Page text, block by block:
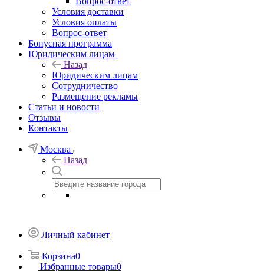
Условия доставки
Условия оплаты
Вопрос-ответ
Бонусная программа
Юридическим лицам
Назад
Юридическим лицам
Сотрудничество
Размещение рекламы
Статьи и новости
Отзывы
Контакты
Москва
Назад
Личный кабинет
Корзина0
Избранные товары0